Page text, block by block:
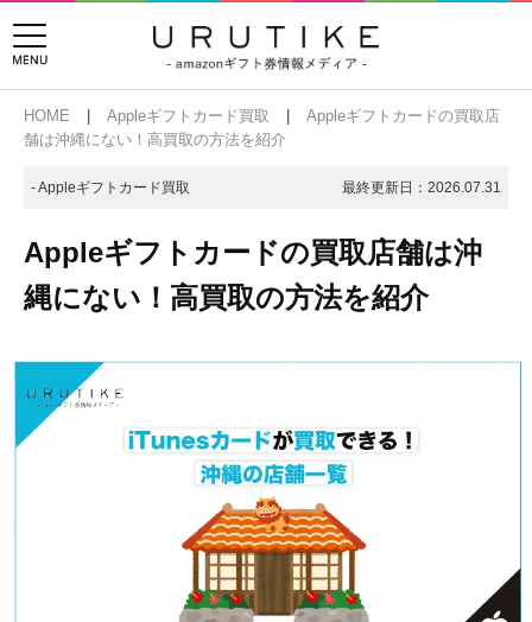
HOME Appleギフトカード買取
Appleギフトカードの買取店
舗は沖縄にない！高買取の方法を紹介
- Appleギフトカード買取 最終更新日： 2026.07.31
Appleギフトカードの買取店舗は沖
縄にない！高買取の方法を紹介